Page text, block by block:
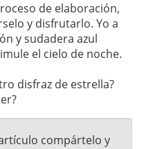
de elaboración,
y disfrutarlo. Yo a
y sudadera azul
el cielo de noche.
disfraz de estrella?
compártelo y